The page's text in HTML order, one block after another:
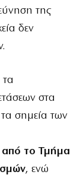
της
δεν
στα
σημεία των
από το Τμήμα
, ενώ